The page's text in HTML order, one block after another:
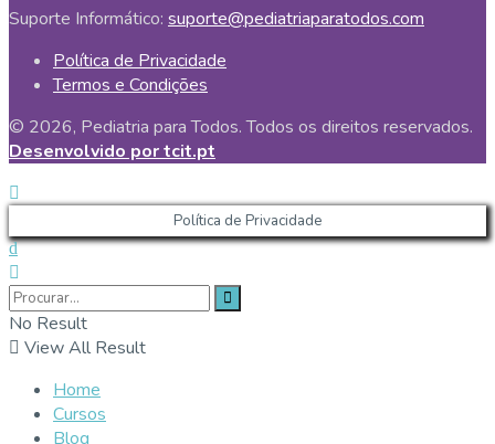
Suporte Informático: suporte@pediatriaparatodos.com
Política de Privacidade
Termos e Condições
© 2026, Pediatria para Todos. Todos os direitos reservados.
Desenvolvido por tcit.pt
Política de Privacidade
No Result
View All Result
Home
Cursos
Blog